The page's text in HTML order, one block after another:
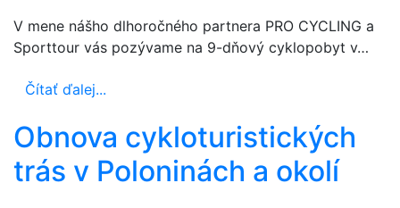
V mene nášho dlhoročného partnera PRO CYCLING a
Sporttour vás pozývame na 9-dňový cyklopobyt v…
Čítať ďalej...
Obnova cykloturistických
trás v Poloninách a okolí